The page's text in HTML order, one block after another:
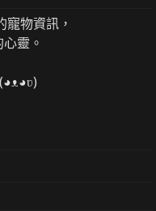
寵物資訊，
靈。